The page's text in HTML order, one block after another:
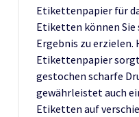
Etikettenpapier für
Etiketten können Sie
Ergebnis zu erzielen.
Etikettenpapier
gestochen scharfe
gewährleistet auch
Etiketten auf